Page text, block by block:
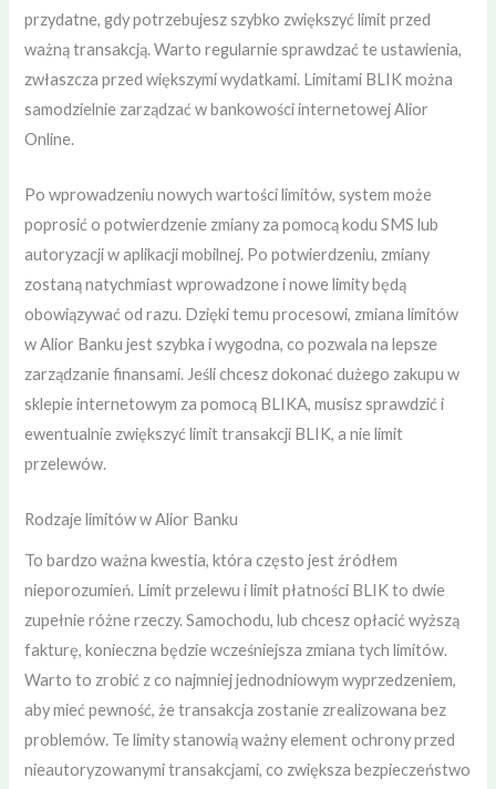
przydatne, gdy potrzebujesz szybko zwiększyć limit przed
ważną transakcją. Warto regularnie sprawdzać te ustawienia,
zwłaszcza przed większymi wydatkami. Limitami BLIK można
samodzielnie zarządzać w bankowości internetowej Alior
Online.
Po wprowadzeniu nowych wartości limitów, system może
poprosić o potwierdzenie zmiany za pomocą kodu SMS lub
autoryzacji w aplikacji mobilnej. Po potwierdzeniu, zmiany
zostaną natychmiast wprowadzone i nowe limity będą
obowiązywać od razu. Dzięki temu procesowi, zmiana limitów
w Alior Banku jest szybka i wygodna, co pozwala na lepsze
zarządzanie finansami. Jeśli chcesz dokonać dużego zakupu w
sklepie internetowym za pomocą BLIKA, musisz sprawdzić i
ewentualnie zwiększyć limit transakcji BLIK, a nie limit
przelewów.
Rodzaje limitów w Alior Banku
To bardzo ważna kwestia, która często jest źródłem
nieporozumień. Limit przelewu i limit płatności BLIK to dwie
zupełnie różne rzeczy. Samochodu, lub chcesz opłacić wyższą
fakturę, konieczna będzie wcześniejsza zmiana tych limitów.
Warto to zrobić z co najmniej jednodniowym wyprzedzeniem,
aby mieć pewność, że transakcja zostanie zrealizowana bez
problemów. Te limity stanowią ważny element ochrony przed
nieautoryzowanymi transakcjami, co zwiększa bezpieczeństwo